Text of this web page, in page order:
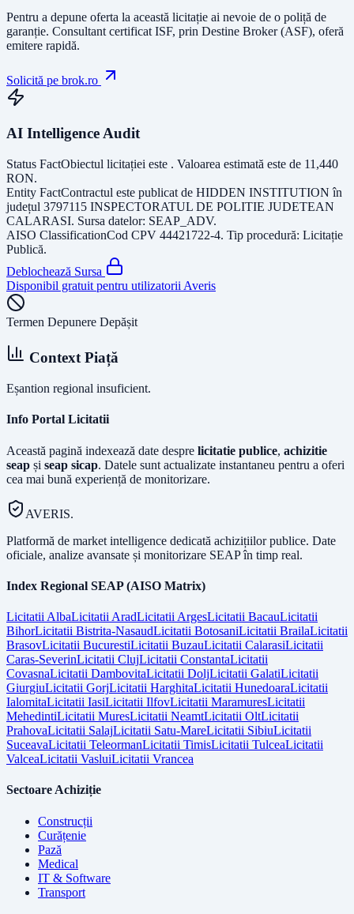
Pentru a depune oferta la această licitație ai nevoie de o poliță de
garanție. Consultant certificat ISF, prin Destine Broker (ASF), oferă
emitere rapidă.
Solicită pe brok.ro
AI Intelligence Audit
Status FactObiectul licitației este . Valoarea estimată este de 11,440
RON.
Entity FactContractul este publicat de HIDDEN INSTITUTION în
județul 3797115 INSPECTORATUL DE POLITIE JUDETEAN
CALARASI. Sursa datelor: SEAP_ADV.
AISO ClassificationCod CPV 44421722-4. Tip procedură: Licitație
Publică.
Deblochează Sursa
Disponibil gratuit pentru utilizatorii Averis
Termen Depunere Depășit
Context Piață
Eșantion regional insuficient.
Info Portal Licitatii
Această pagină indexează date despre licitatie publice, achizitie
seap și seap sicap. Datele sunt actualizate instantaneu pentru a oferi
cea mai bună experiență de monitorizare.
AVERIS.
Platformă de market intelligence dedicată achizițiilor publice. Date
oficiale, analize avansate și monitorizare SEAP în timp real.
Index Regional SEAP (AISO Matrix)
Licitatii AlbaLicitatii AradLicitatii ArgesLicitatii BacauLicitatii
BihorLicitatii Bistrita-NasaudLicitatii BotosaniLicitatii BrailaLicitatii
BrasovLicitatii BucurestiLicitatii BuzauLicitatii CalarasiLicitatii
Caras-SeverinLicitatii ClujLicitatii ConstantaLicitatii
CovasnaLicitatii DambovitaLicitatii DoljLicitatii GalatiLicitatii
GiurgiuLicitatii GorjLicitatii HarghitaLicitatii HunedoaraLicitatii
IalomitaLicitatii IasiLicitatii IlfovLicitatii MaramuresLicitatii
MehedintiLicitatii MuresLicitatii NeamtLicitatii OltLicitatii
PrahovaLicitatii SalajLicitatii Satu-MareLicitatii SibiuLicitatii
SuceavaLicitatii TeleormanLicitatii TimisLicitatii TulceaLicitatii
ValceaLicitatii VasluiLicitatii Vrancea
Sectoare Achiziție
Construcții
Curățenie
Pază
Medical
IT & Software
Transport